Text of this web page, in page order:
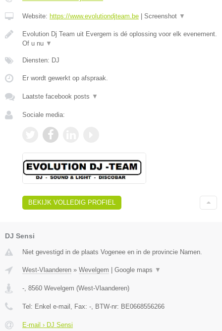
Website: https://www.evolutiondjteam.be Screenshot ▼
Evolution Dj Team uit Evergem is dé oplossing voor elk evenement.
Of u nu ▼
Diensten: DJ
Er wordt gewerkt op afspraak.
Laatste facebook posts ▼
Sociale media:
BEKIJK VOLLEDIG PROFIEL
DJ Sensi
Niet gevestigd in de plaats Vogenee en in de provincie Namen.
West-Vlaanderen » Wevelgem Google maps ▼
-, 8560 Wevelgem (West-Vlaanderen)
Tel: Enkel e-mail , Fax: -, BTW-nr: BE0668556266
E-mail › DJ Sensi